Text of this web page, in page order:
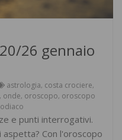
26 gennaio
astrologia, costa crociere,
, onde, oroscopo, oroscopo
e punti interrogativi.
aspetta? Con l'oroscopo